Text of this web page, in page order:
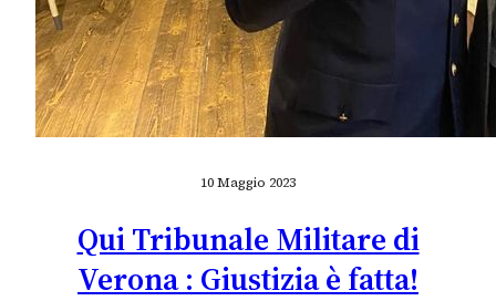
10 Maggio 2023
Qui Tribunale Militare di
Verona : Giustizia è fatta!